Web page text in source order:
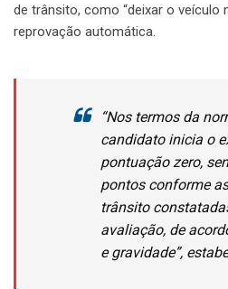
de trânsito, como “deixar o veículo
reprovação automática.
“Nos termos da
candidato inicia o
pontuação zero,
pontos conforme
trânsito
avaliação, de
e gravidade”,